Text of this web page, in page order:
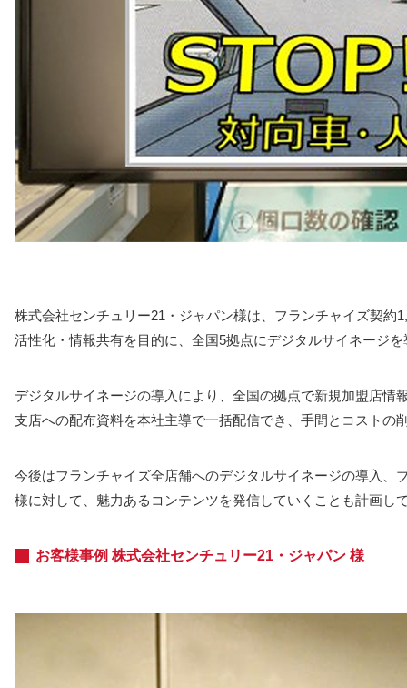
株式会社センチュリー21・ジャパン様は、フランチャイズ契
活性化・情報共有を目的に、全国5拠点にデジタルサイネージ
デジタルサイネージの導入により、全国の拠点で新規加盟店
支店への配布資料を本社主導で一括配信でき、手間とコストの
今後はフランチャイズ全店舗へのデジタルサイネージの導入
様に対して、魅力あるコンテンツを発信していくことも計画し
お客様事例 株式会社センチュリー21・ジャパン 様